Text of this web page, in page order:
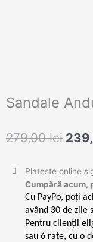
Sandale
279,00lei
fost:
Plateste online
Cumpără acum,
Cu PayPo, poți
având 30 de zile
Pentru clienții
sau 6 rate, cu o